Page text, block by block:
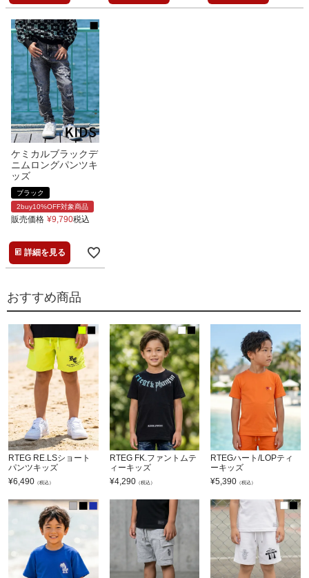
ケミカルブラックデ
ニムロングパンツキ
ッズ
ブラック
2buy10%OFF対象商品
販売価格 ¥9,790税込
詳細を見る
おすすめ商品
RTEG RE.LSショート
パンツキッズ
¥6,490 （税込）
RTEG FK.ファントムテ
ィーキッズ
¥4,290（税込）
RTEGハート/LOPティ
ーキッズ
¥5,390 （税込）